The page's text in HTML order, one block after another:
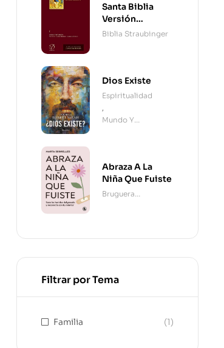
Santa Biblia
Versión
Straubinger - 2
Biblia Straubinger
Dios Existe
Espiritualidad
,
Mundo Y
Abraza A La
Niña Que Fuiste
Bruguera
Filtrar por Tema
Familia (1)